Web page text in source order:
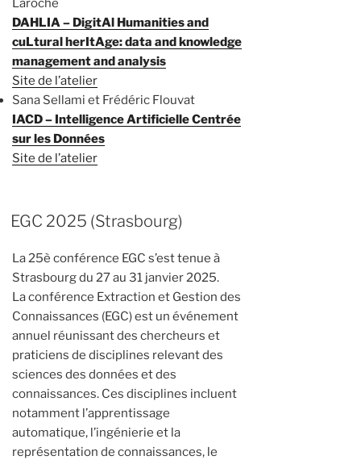
Laroche
DAHLIA – DigitAl Humanities and
cuLtural herItAge: data and knowledge
management and analysis
Site de l’atelier
Sana Sellami et Frédéric Flouvat
IACD – Intelligence Artificielle Centrée
sur les Données
Site de l’atelier
EGC 2025 (Strasbourg)
La 25è conférence EGC s’est tenue à
Strasbourg du 27 au 31 janvier 2025.
La conférence Extraction et Gestion des
Connaissances (EGC) est un événement
annuel réunissant des chercheurs et
praticiens de disciplines relevant des
sciences des données et des
connaissances. Ces disciplines incluent
notamment l’apprentissage
automatique, l’ingénierie et la
représentation de connaissances, le